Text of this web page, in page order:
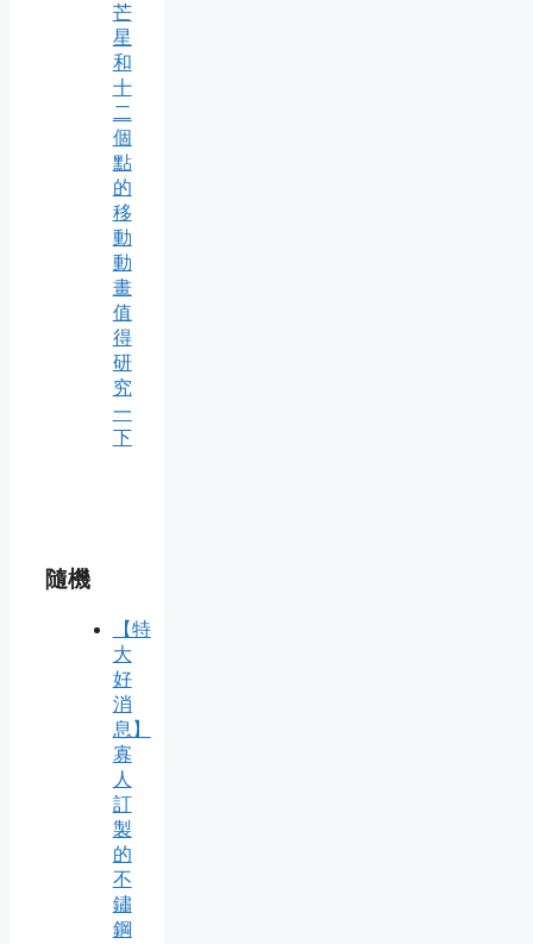
芒
星
和
十
二
個
點
的
移
動
動
畫
值
得
研
究
一
下
隨機
【特
大
好
消
息】
寡
人
訂
製
的
不
鏽
鋼